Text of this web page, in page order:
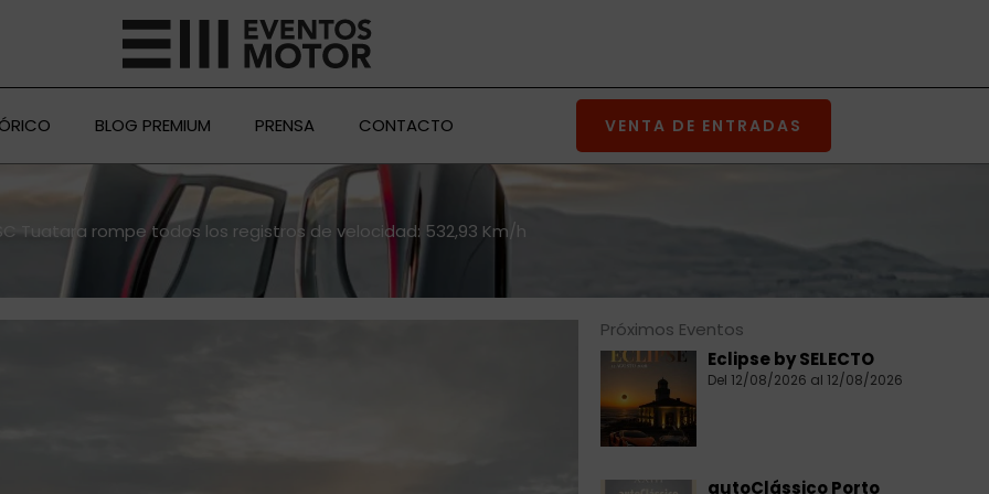
BLOG PREMIUM PRENSA CONTACTO VENTA DE ENTRADAS
Tuatara rompe todos los registros de velocidad: 532,93 Km/h
Próximos Eventos
Eclipse by SELECTO
Del 12/08/2026 al 12/08/2026
autoClássico Porto